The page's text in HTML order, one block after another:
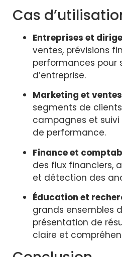
Cas
Entreprises et
ventes, prévisions
performances pour
d’entreprise.
Marketing et ventes
segments de
campagnes et
de performance.
Finance et
des flux financiers,
et détection des
Éducation et
grands ensembles
présentation de
claire et